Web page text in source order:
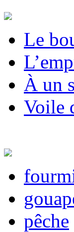
Le
À un
Voile
pêche